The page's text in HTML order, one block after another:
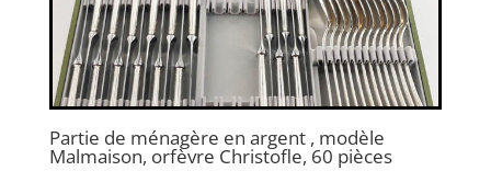
Partie de ménagère en argent , modèle
Malmaison, orfèvre Christofle, 60 pièces